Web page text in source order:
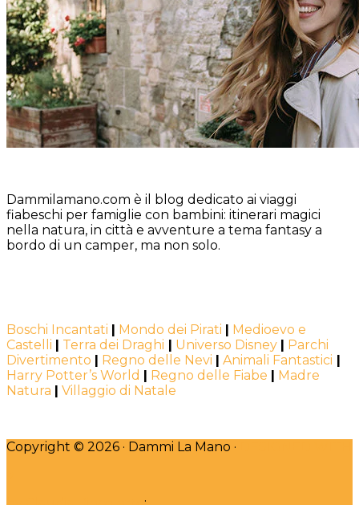
Dammilamano.com è il blog dedicato ai viaggi
fiabeschi per famiglie con bambini: itinerari magici
nella natura, in città e avventure a tema fantasy a
bordo di un camper, ma non solo.
Boschi Incantati | Mondo dei Pirati | Medioevo e
Castelli | Terra dei Draghi | Universo Disney | Parchi
Divertimento | Regno delle Nevi | Animali Fantastici |
Harry Potter’s World | Regno delle Fiabe | Madre
Natura | Villaggio di Natale
Copyright © 2026 · Dammi La Mano ·